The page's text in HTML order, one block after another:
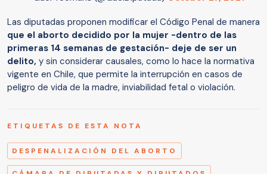
Las diputadas proponen modificar el Código Penal de manera
que el aborto decidido por la mujer -dentro de las
primeras 14 semanas de gestación- deje de ser un
delito, y sin considerar causales, como lo hace la normativa
vigente en Chile, que permite la interrupción en casos de
peligro de vida de la madre, inviabilidad fetal o violación.
ETIQUETAS DE ESTA NOTA
DESPENALIZACIÓN DEL ABORTO